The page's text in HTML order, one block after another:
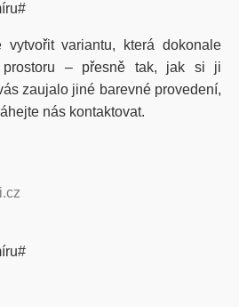
vytvořit variantu, která dokonale
prostoru – přesně tak, jak si ji
zaujalo jiné barevné provedení,
nás kontaktovat.